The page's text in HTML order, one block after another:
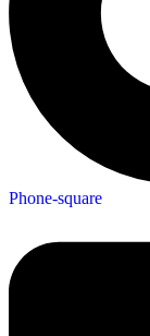
Phone-square